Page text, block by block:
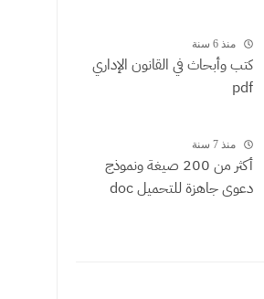
منذ 6 سنة
كتب وأبحاث في القانون الإداري
pdf
منذ 7 سنة
أكثر من 200 صيغة ونموذج
دعوى جاهزة للتحميل doc